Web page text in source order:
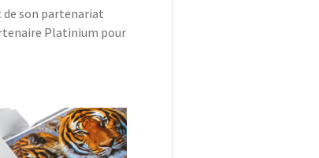
de son partenariat
Platinium pour